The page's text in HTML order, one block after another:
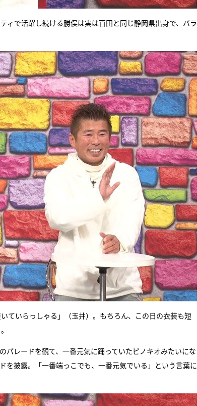
ィで活躍し続ける勝俣は実は百田と同じ静岡県出身で、バラ
いらっしゃる」（玉井）。もちろん、この日の衣装も短
パレードを観て、一番元気に踊っていたピノキオみたいにな
を披露。「一番端っこでも、一番元気でいる」という言葉に